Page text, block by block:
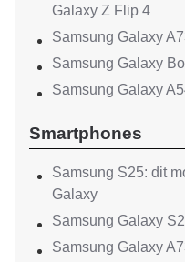
Galaxy Z Flip 4
Samsung Galaxy
Samsung Galaxy
Samsung Galaxy
Smartphones
Samsung S25: dit
Galaxy
Samsung Galaxy
Samsung Galaxy